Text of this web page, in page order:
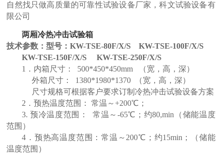
自然找只做高质量的可靠性试验设备厂家，科文试验设备有
限公司
两厢冷热冲击试验箱
技术参数：型号：KW-TSE-80F/X/S KW-TSE-100F/X/S
KW-TSE-150F/X/S KW-TSE-250F/X/S
1．内箱尺寸： 500*450*450mm （宽，高，深）
外箱尺寸： 1380*1980*1370 （宽，高，深）
尺寸规格可根据客户要求订制冷热冲击试验设备方案
2．预热温度范围： 常温～+200℃；
3. 预冷温度范围： 常温～-65℃；约80,min（储能温度
范围）
4．预热高温度范围：常温～200℃；约15min；（储能
温度范围）